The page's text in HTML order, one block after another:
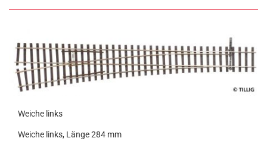
Weiche links
Weiche links, Länge 284 mm